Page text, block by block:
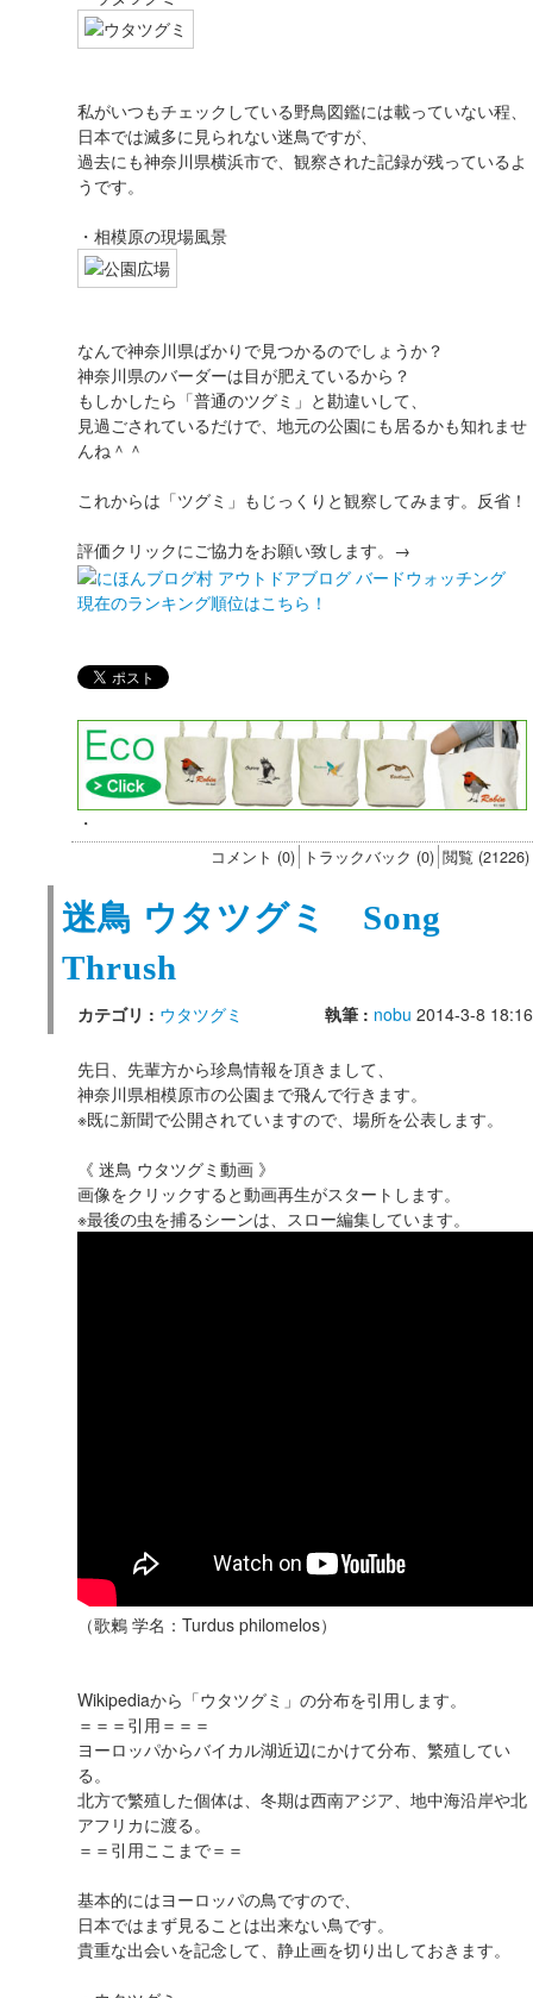
私がいつもチェックしている野鳥図鑑には載っていない程、
日本では滅多に見られない迷鳥ですが、
過去にも神奈川県横浜市で、観察された記録が残っているよ
うです。
・相模原の現場風景
なんで神奈川県ばかりで見つかるのでしょうか？
神奈川県のバーダーは目が肥えているから？
もしかしたら「普通のツグミ」と勘違いして、
見過ごされているだけで、地元の公園にも居るかも知れませ
んね＾＾
これからは「ツグミ」もじっくりと観察してみます。反省！
評価クリックにご協力をお願い致します。→
現在のランキング順位はこちら！
・
コメント (0) トラックバック (0) 閲覧 (21226)
迷鳥 ウタツグミ Song
Thrush
カテゴリ : ウタツグミ 執筆 : nobu 2014-3-8 18:16
先日、先輩方から珍鳥情報を頂きまして、
神奈川県相模原市の公園まで飛んで行きます。
※既に新聞で公開されていますので、場所を公表します。
《 迷鳥 ウタツグミ動画 》
画像をクリックすると動画再生がスタートします。
※最後の虫を捕るシーンは、スロー編集しています。
（歌鶫 学名：Turdus philomelos）
Wikipediaから「ウタツグミ」の分布を引用します。
＝＝＝引用＝＝＝
ヨーロッパからバイカル湖近辺にかけて分布、繁殖してい
る。
北方で繁殖した個体は、冬期は西南アジア、地中海沿岸や北
アフリカに渡る。
＝＝引用ここまで＝＝
基本的にはヨーロッパの鳥ですので、
日本ではまず見ることは出来ない鳥です。
貴重な出会いを記念して、静止画を切り出しておきます。